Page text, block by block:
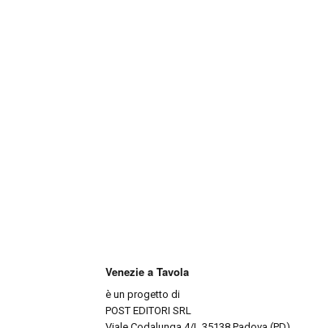
Venezie a Tavola
è un progetto di
POST EDITORI SRL